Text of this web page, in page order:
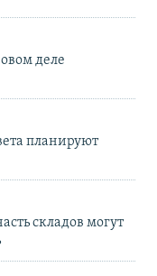
деле
планируют
складов могут